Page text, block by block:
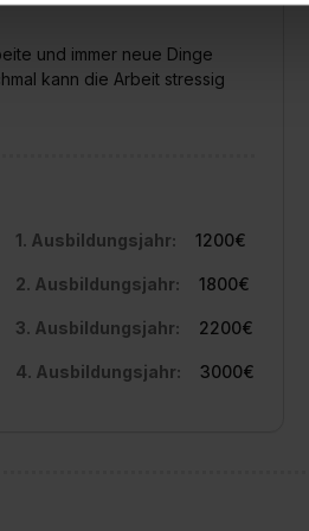
im Einzelfall bei dem jeweiligen
über die Checkboxen und
Kategorien „Präferenzen“,
deiner Daten in die USA (Art.
und immer neue Dinge
kann die Arbeit stressig
1. Ausbildungsjahr: 1200€
2. Ausbildungsjahr: 1800€
3. Ausbildungsjahr: 2200€
4. Ausbildungsjahr: 3000€